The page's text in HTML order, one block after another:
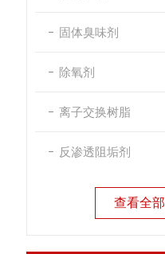
固体臭味剂
除氧剂
离子交换树脂
反渗透阻垢剂
查看全部